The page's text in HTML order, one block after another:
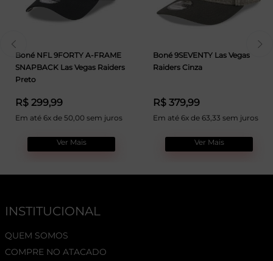
Boné NFL 9FORTY A-FRAME
SNAPBACK Las Vegas Raiders
Preto
R$ 299,99
Em até 6x de 50,00 sem juros
Ver Mais
Boné 9SEVENTY Las Vegas
Raiders Cinza
R$ 379,99
Em até 6x de 63,33 sem juros
Ver Mais
INSTITUCIONAL
QUEM SOMOS
COMPRE NO ATACADO